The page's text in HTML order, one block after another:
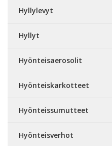
Hyllylevyt
Hyllyt
Hyönteisaerosolit
Hyönteiskarkotteet
Hyönteissumutteet
Hyönteisverhot